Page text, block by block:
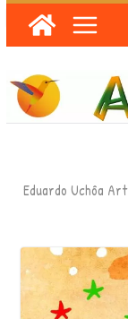
Skip
to
content
Eduardo Uchôa Art